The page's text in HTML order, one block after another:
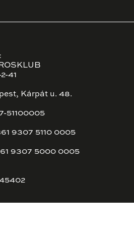
41
Kárpát u. 48.
51100005
9307 5110 0005
9307 5000 0005